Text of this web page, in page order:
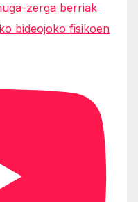
zerga berriak
bideojoko fisikoen